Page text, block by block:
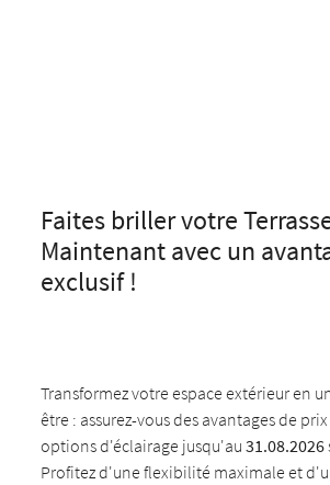
Faites briller votre
Maintenant avec un
exclusif !
Transformez votre espace extérieur en
être : assurez-vous des avantages de
options d'éclairage jusqu'au31.08.2026
Profitez d'une flexibilité maximale et